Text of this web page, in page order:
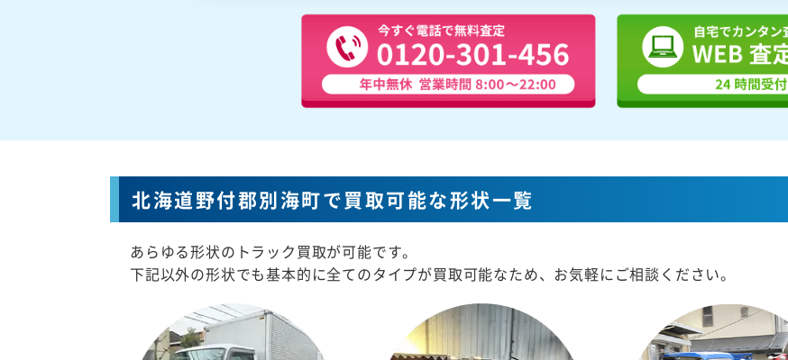
北海道野付郡別海町で買取可能な形状一覧
あらゆる形状のトラック買取が可能です。
下記以外の形状でも基本的に全てのタイプが買取可能なため、お気軽にご相談ください。